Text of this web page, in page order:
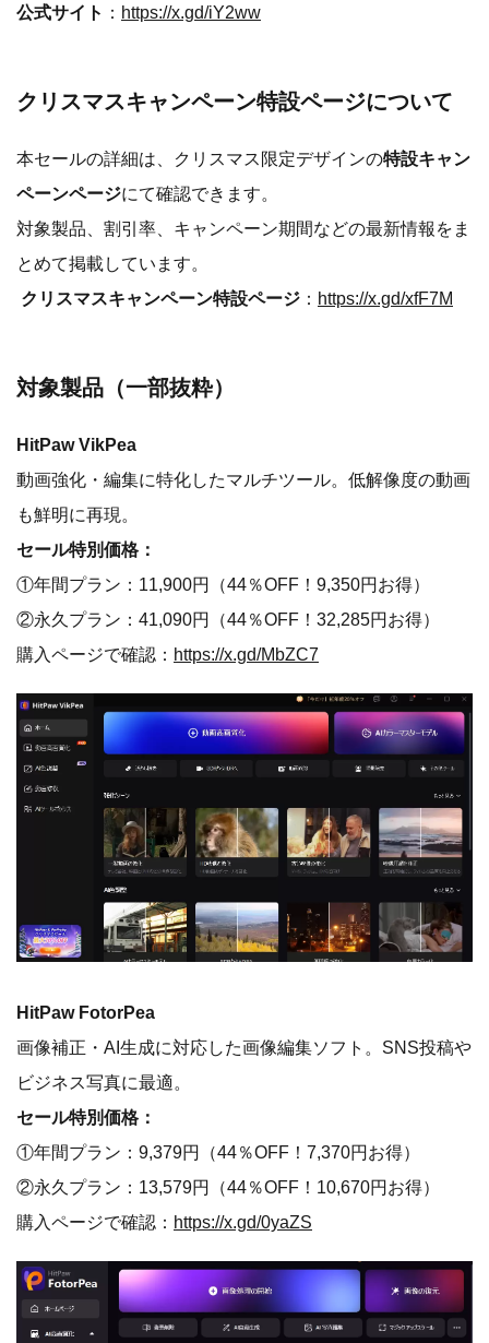
公式サイト ： https://x.gd/iY2ww
クリスマスキャンペーン特設ページについて
本セールの詳細は、クリスマス限定デザインの特設キャン
ペーンページにて確認できます。
対象製品、割引率、キャンペーン期間などの最新情報をま
とめて掲載しています。
クリスマスキャンペーン特設ページ ： https://x.gd/xfF7M
対象製品（一部抜粋）
HitPaw VikPea
動画強化・編集に特化したマルチツール。低解像度の動画
も鮮明に再現。
セール特別価格：
①年間プラン：11,900円（44％OFF！9,350円お得）
②永久プラン：41,090円（44％OFF！32,285円お得）
購入ページで確認： https://x.gd/MbZC7
HitPaw FotorPea
画像補正・AI生成に対応した画像編集ソフト。SNS投稿や
ビジネス写真に最適。
セール特別価格：
①年間プラン：9,379円（44％OFF！7,370円お得）
②永久プラン：13,579円（44％OFF！10,670円お得）
購入ページで確認： https://x.gd/0yaZS